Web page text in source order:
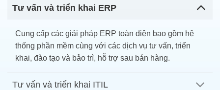
Tư vấn và triển khai ERP
Cung cấp các giải pháp ERP toàn diện bao gồm hệ
thống phần mềm cùng với các dịch vụ tư vấn, triển
khai, đào tạo và bảo trì, hỗ trợ sau bán hàng.
Tư vấn và triển khai ITIL